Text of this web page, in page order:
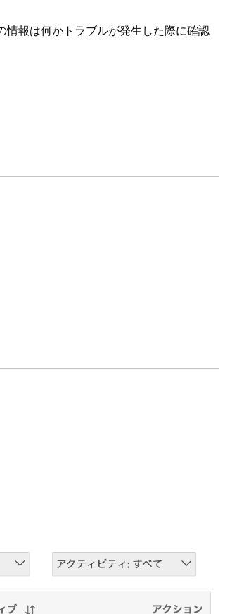
報は何かトラブルが発生した際に確認